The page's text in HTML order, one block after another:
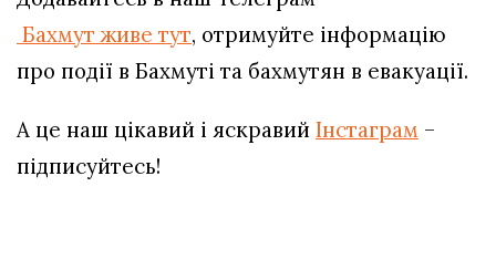
Бахмут живе тут, отримуйте інформацію
про події в Бахмуті та бахмутян в евакуації.
А це наш цікавий і яскравий Інстаграм –
підписуйтесь!